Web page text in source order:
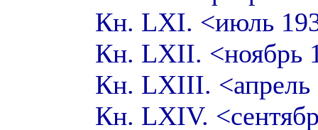
Кн. LXI. <июль
Кн. LXII. <ноябрь
Кн. LXIII.
Кн. LXIV.